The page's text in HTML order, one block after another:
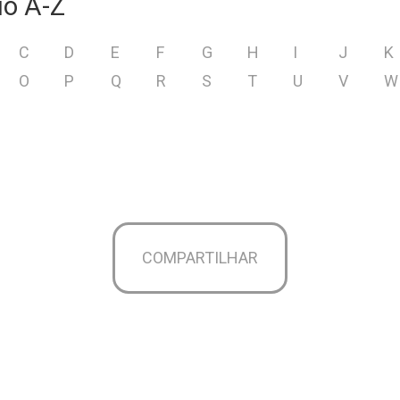
A-Z
C D E F G H I J
K
O P Q R S T U V
W
COMPARTILHAR